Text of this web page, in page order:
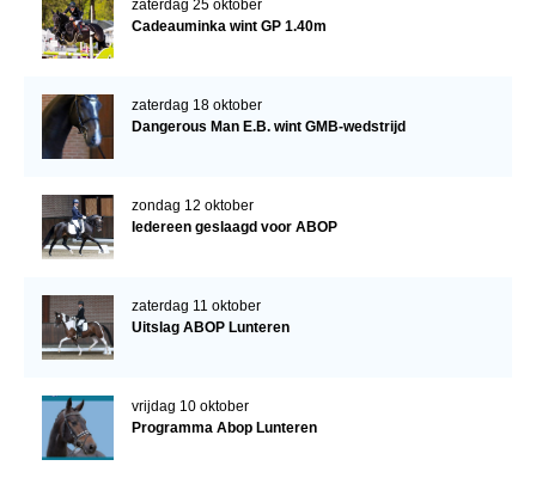
zaterdag 25 oktober
Cadeauminka wint GP 1.40m
zaterdag 18 oktober
Dangerous Man E.B. wint GMB-wedstrijd
zondag 12 oktober
Iedereen geslaagd voor ABOP
zaterdag 11 oktober
Uitslag ABOP Lunteren
vrijdag 10 oktober
Programma Abop Lunteren